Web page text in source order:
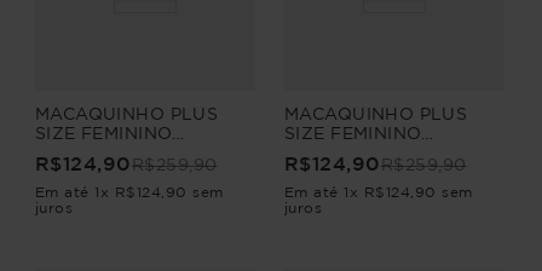
MACAQUINHO PLUS
SIZE FEMININO
R$124,90R$259,90
Em até 1 x R$ 124 90 sem
juros
MACAQUINHO PLUS
SIZE FEMININO
R$124,90R$259,90
Em até 1 x R$ 124 90 sem
juros